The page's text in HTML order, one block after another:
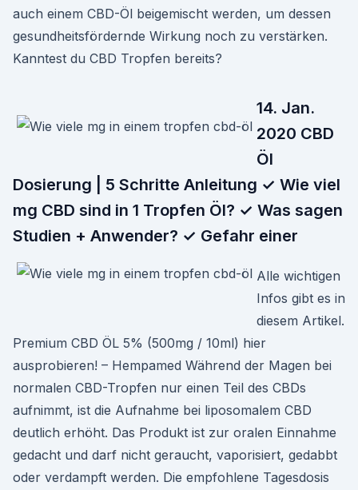
auch einem CBD-Öl beigemischt werden, um dessen
gesundheitsfördernde Wirkung noch zu verstärken.
Kanntest du CBD Tropfen bereits?
14. Jan.
2020 CBD
Öl
Dosierung | 5 Schritte Anleitung ✓ Wie viel
mg CBD sind in 1 Tropfen Öl? ✓ Was sagen
Studien + Anwender? ✓ Gefahr einer
Alle wichtigen
Infos gibt es in
diesem Artikel.
Premium CBD ÖL 5% (500mg / 10ml) hier
ausprobieren! – Hempamed Während der Magen bei
normalen CBD-Tropfen nur einen Teil des CBDs
aufnimmt, ist die Aufnahme bei liposomalem CBD
deutlich erhöht. Das Produkt ist zur oralen Einnahme
gedacht und darf nicht geraucht, vaporisiert, gedabbt
oder verdampft werden. Die empfohlene Tagesdosis